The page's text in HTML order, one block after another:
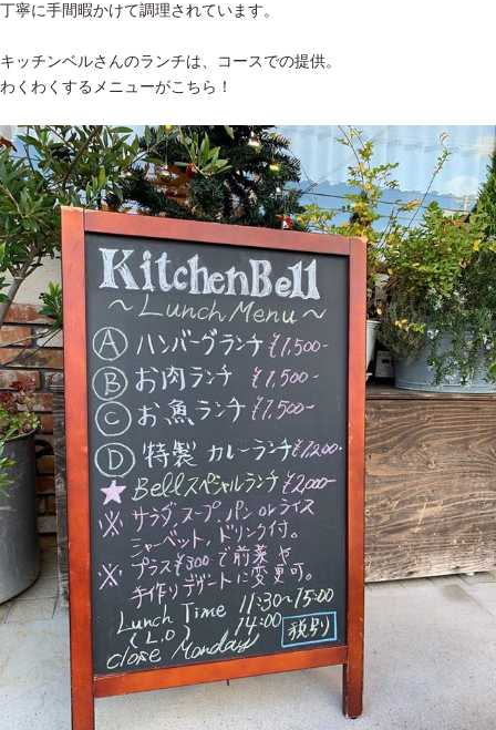
丁寧に手間暇かけて調理されています。
キッチンベルさんのランチは、コースでの提供。
わくわくするメニューがこちら！